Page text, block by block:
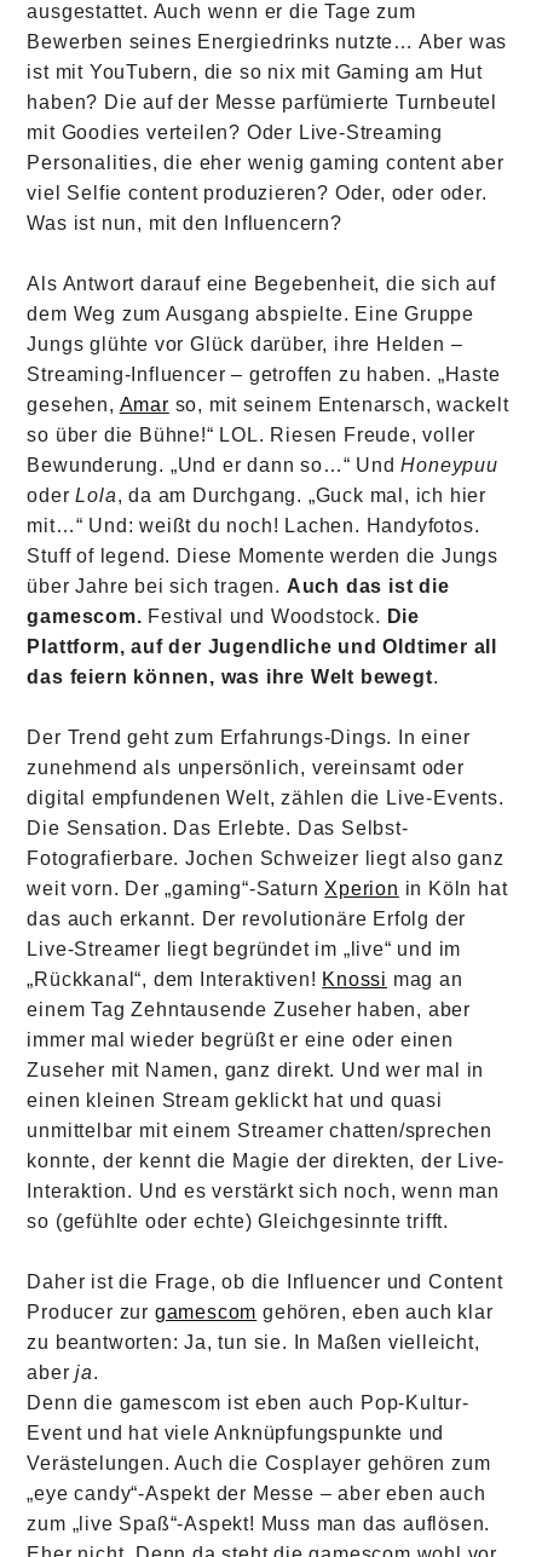
ausgestattet. Auch wenn er die Tage zum
Bewerben seines Energiedrinks nutzte… Aber was
ist mit YouTubern, die so nix mit Gaming am Hut
haben? Die auf der Messe parfümierte Turnbeutel
mit Goodies verteilen? Oder Live-Streaming
Personalities, die eher wenig gaming content aber
viel Selfie content produzieren? Oder, oder oder.
Was ist nun, mit den Influencern?
Als Antwort darauf eine Begebenheit, die sich auf
dem Weg zum Ausgang abspielte. Eine Gruppe
Jungs glühte vor Glück darüber, ihre Helden –
Streaming-Influencer – getroffen zu haben. „Haste
gesehen, Amar so, mit seinem Entenarsch, wackelt
so über die Bühne!“ LOL. Riesen Freude, voller
Bewunderung. „Und er dann so…“ UndHoneypuu
oderLola, da am Durchgang. „Guck mal, ich hier
mit…“ Und: weißt du noch! Lachen. Handyfotos.
Stuff of legend. Diese Momente werden die Jungs
über Jahre bei sich tragen. Auch das ist die
gamescom. Festival und Woodstock. Die
Plattform, auf der Jugendliche und Oldtimer all
das feiern können, was ihre Welt bewegt.
Der Trend geht zum Erfahrungs-Dings. In einer
zunehmend als unpersönlich, vereinsamt oder
digital empfundenen Welt, zählen die Live-Events.
Die Sensation. Das Erlebte. Das Selbst-
Fotografierbare. Jochen Schweizer liegt also ganz
weit vorn. Der „gaming“-Saturn Xperion in Köln hat
das auch erkannt. Der revolutionäre Erfolg der
Live-Streamer liegt begründet im „live“ und im
„Rückkanal“, dem Interaktiven! Knossi mag an
einem Tag Zehntausende Zuseher haben, aber
immer mal wieder begrüßt er eine oder einen
Zuseher mit Namen, ganz direkt. Und wer mal in
einen kleinen Stream geklickt hat und quasi
unmittelbar mit einem Streamer chatten/sprechen
konnte, der kennt die Magie der direkten, der Live-
Interaktion. Und es verstärkt sich noch, wenn man
so (gefühlte oder echte) Gleichgesinnte trifft.
Daher ist die Frage, ob die Influencer und Content
Producer zur gamescom gehören, eben auch klar
zu beantworten: Ja, tun sie. In Maßen vielleicht,
aberja.
Denn die gamescom ist eben auch Pop-Kultur-
Event und hat viele Anknüpfungspunkte und
Verästelungen. Auch die Cosplayer gehören zum
„eye candy“-Aspekt der Messe – aber eben auch
zum „live Spaß“-Aspekt! Muss man das auflösen.